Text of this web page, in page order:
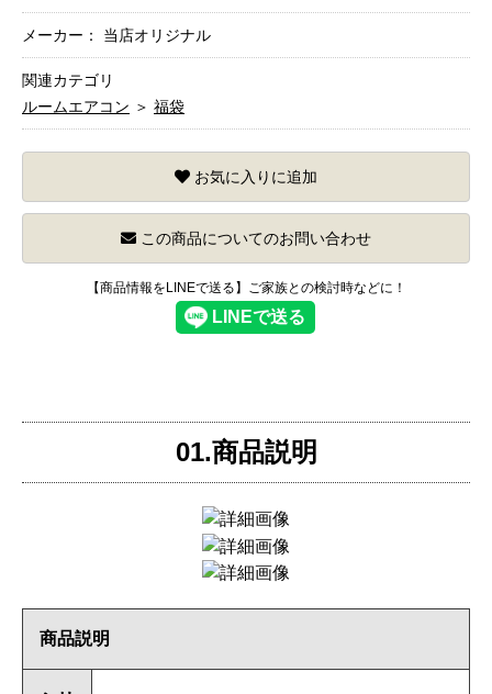
メーカー： 当店オリジナル
関連カテゴリ
ルームエアコン ＞ 福袋
お気に入りに追加
この商品についてのお問い合わせ
【商品情報をLINEで送る】ご家族との検討時などに！
01.商品説明
商品説明